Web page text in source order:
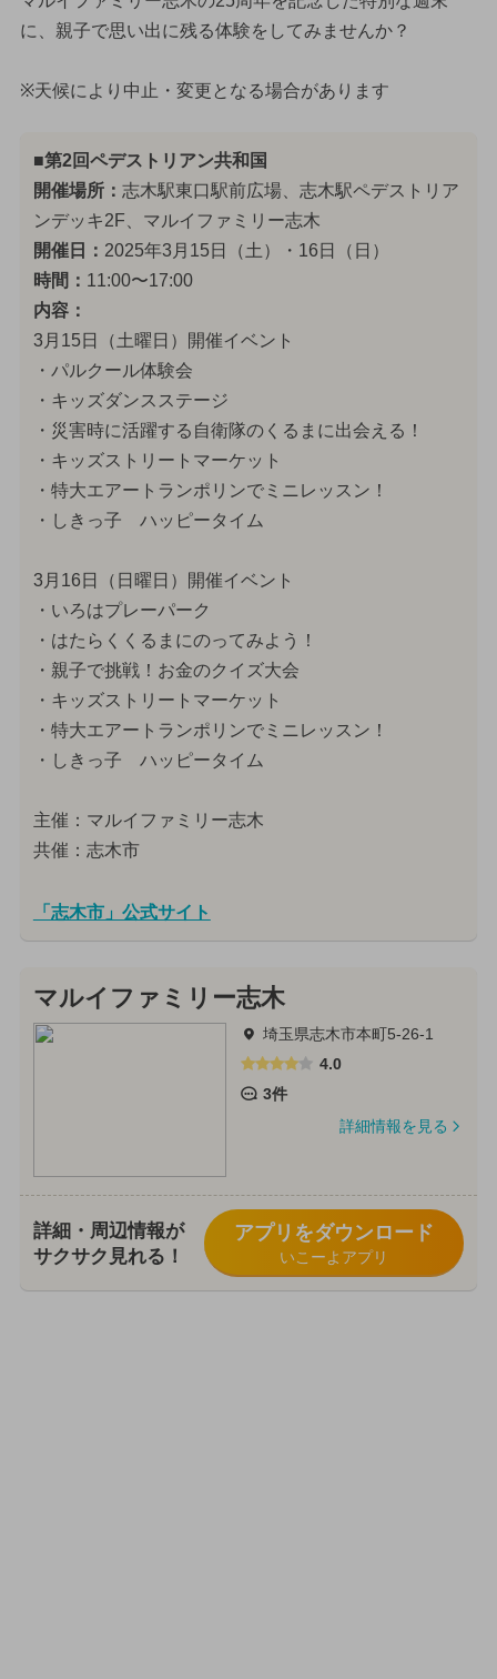
に、親子で思い出に残る体験をしてみませんか？
※天候により中止・変更となる場合があります
■第2回ペデストリアン共和国
開催場所： 志木駅東口駅前広場、志木駅ペデストリア
ンデッキ2F、マルイファミリー志木
開催日： 2025年3月15日（土）・16日（日）
時間： 11:00〜17:00
内容：
3月15日（土曜日）開催イベント
・パルクール体験会
・キッズダンスステージ
・災害時に活躍する自衛隊のくるまに出会える！
・キッズストリートマーケット
・特大エアートランポリンでミニレッスン！
・しきっ子 ハッピータイム
3月16日（日曜日）開催イベント
・いろはプレーパーク
・はたらくくるまにのってみよう！
・親子で挑戦！お金のクイズ大会
・キッズストリートマーケット
・特大エアートランポリンでミニレッスン！
・しきっ子 ハッピータイム
主催：マルイファミリー志木
共催：志木市
「志木市」公式サイト
マルイファミリー志木
埼玉県志木市本町5-26-1
4.0
3件
詳細情報を見る
詳細・周辺情報が
サクサク見れる！
アプリをダウンロード
いこーよアプリ